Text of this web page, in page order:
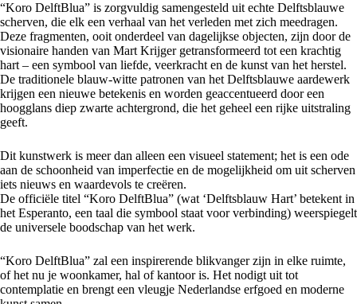
“Koro DelftBlua” is zorgvuldig samengesteld uit echte Delftsblauwe
scherven, die elk een verhaal van het verleden met zich meedragen.
Deze fragmenten, ooit onderdeel van dagelijkse objecten, zijn door de
visionaire handen van Mart Krijger getransformeerd tot een krachtig
hart – een symbool van liefde, veerkracht en de kunst van het herstel.
De traditionele blauw-witte patronen van het Delftsblauwe aardewerk
krijgen een nieuwe betekenis en worden geaccentueerd door een
hoogglans diep zwarte achtergrond, die het geheel een rijke uitstraling
geeft.
Dit kunstwerk is meer dan alleen een visueel statement; het is een ode
aan de schoonheid van imperfectie en de mogelijkheid om uit scherven
iets nieuws en waardevols te creëren.
De officiële titel “Koro DelftBlua” (wat ‘Delftsblauw Hart’ betekent in
hetEsperanto, een taal die symbool staat voor verbinding) weerspiegelt
de universele boodschap van het werk.
“Koro DelftBlua” zal een inspirerende blikvanger zijn in elke ruimte,
of het nu je woonkamer, hal of kantoor is. Het nodigt uit tot
contemplatie en brengt een vleugje Nederlandse erfgoed en moderne